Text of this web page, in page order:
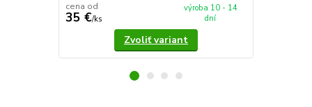
cena od
35 €/ks
výroba 10 - 14
dní
Zvoliť variant